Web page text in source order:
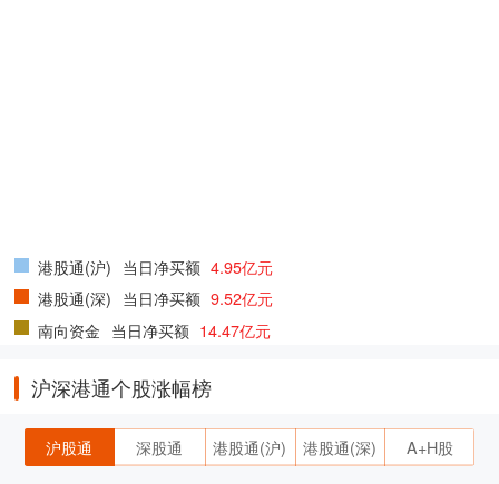
港股通(沪) 当日净买额 4.95亿元
港股通(深) 当日净买额 9.52亿元
南向资金 当日净买额 14.47亿元
沪深港通个股涨幅榜
沪股通 深股通 港股通(沪) 港股通(深) A+H股